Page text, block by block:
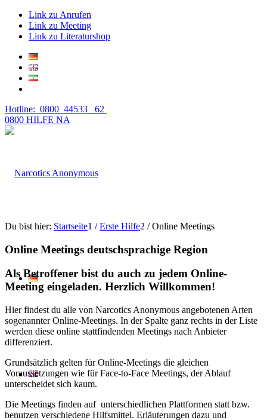
Link zu Anrufen
Link zu Meeting
Link zu Literaturshop
Hotline: 0800 44533 62
0800 HILFE NA
Du bist hier: Startseite1 / Erste Hilfe2 / Online Meetings
Online Meetings deutschsprachige Region
Als Betroffener bist du auch zu jedem Online-
Meeting eingeladen. Herzlich Willkommen!
Hier findest du alle von Narcotics Anonymous angebotenen Arten
sogenannter Online-Meetings. In der Spalte ganz rechts in der Liste
werden diese online stattfindenden Meetings nach Anbieter
differenziert.
Grundsätzlich gelten für Online-Meetings die gleichen
Voraussetzungen wie für Face-to-Face Meetings, der Ablauf
unterscheidet sich kaum.
Die Meetings finden auf unterschiedlichen Plattformen statt bzw.
benutzen verschiedene Hilfsmittel. Erläuterungen dazu und